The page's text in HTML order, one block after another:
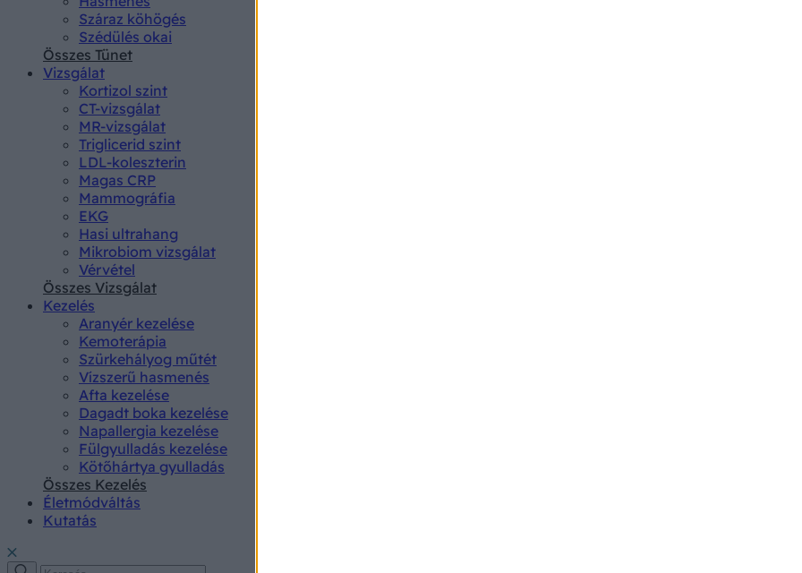
Száraz köhögés
Szédülés okai
Összes Tünet
Vizsgálat
Kortizol szint
CT-vizsgálat
MR-vizsgálat
Triglicerid szint
LDL-koleszterin
Magas CRP
Mammográfia
EKG
Hasi ultrahang
Mikrobiom vizsgálat
Vérvétel
Összes Vizsgálat
Kezelés
Aranyér kezelése
Kemoterápia
Szürkehályog műtét
Vízszerű hasmenés
Afta kezelése
Dagadt boka kezelése
Napallergia kezelése
Fülgyulladás kezelése
Kötőhártya gyulladás
Összes Kezelés
Életmódváltás
Kutatás